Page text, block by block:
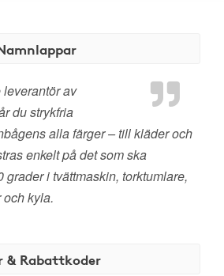
av
du strykfria
alla färger – till kläder och
enkelt på det som ska
grader i tvättmaskin, torktumlare,
kyla.
& Rabattkoder